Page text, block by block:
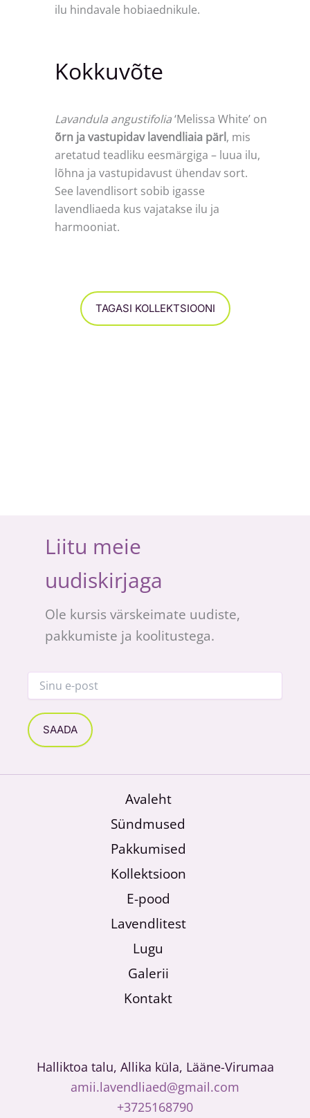
ilu hindavale hobiaednikule.
Kokkuvõte
Lavandula angustifolia‘Melissa White’ on
õrn ja vastupidav lavendliaia pärl, mis
aretatud teadliku eesmärgiga – luua ilu,
lõhna ja vastupidavust ühendav sort.
See lavendlisort sobib igasse
lavendliaeda kus vajatakse ilu ja
harmooniat.
TAGASI KOLLEKTSIOONI
Liitu meie
uudiskirjaga
Ole kursis värskeimate uudiste,
pakkumiste ja koolitustega.
Avaleht
Sündmused
Pakkumised
Kollektsioon
E-pood
Lavendlitest
Lugu
Galerii
Kontakt
Halliktoa talu, Allika küla, Lääne-Virumaa
amii.lavendliaed@gmail.com
+3725168790